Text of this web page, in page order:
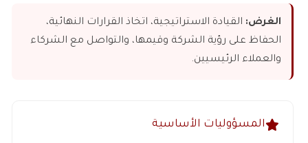
الغرض: القيادة الاستراتيجية، اتخاذ القرارات النهائية،
الحفاظ على رؤية الشركة وقيمها، والتواصل مع الشركاء
والعملاء الرئيسيين.
المسؤوليات الأساسية